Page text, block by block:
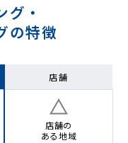
グ・
の特徴
店舗
店舗の
ある地域